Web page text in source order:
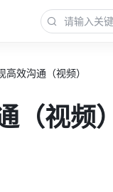
高效沟通（视频）
（视频）